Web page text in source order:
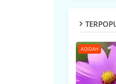
AQIDAH